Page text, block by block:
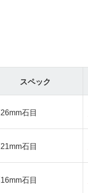
スペック
石目
石目
石目